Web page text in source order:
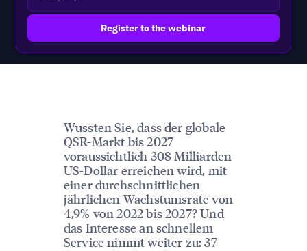
Wussten Sie, dass der globale
QSR-Markt bis 2027
voraussichtlich 308 Milliarden
US-Dollar erreichen wird, mit
einer durchschnittlichen
jährlichen Wachstumsrate von
4,9% von 2022 bis 2027? Und
das Interesse an schnellem
Service nimmt weiter zu: 37